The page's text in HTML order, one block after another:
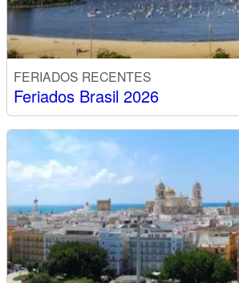
FERIADOS RECENTES
Feriados Brasil 2026